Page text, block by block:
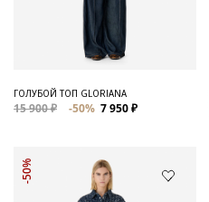
ГОЛУБОЙ ТОП GLORIANA
15 900 ₽ -50% 7 950 ₽
-50%